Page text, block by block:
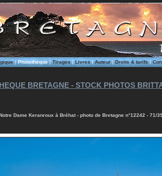
|Phototheque|Tirages|Livres|Auteur|Droits & tarifs|
BRETAGNE - STOCK PHOTOS
Dame Keranroux à Bréhat - photo de Bretagne n°12242 - 71/